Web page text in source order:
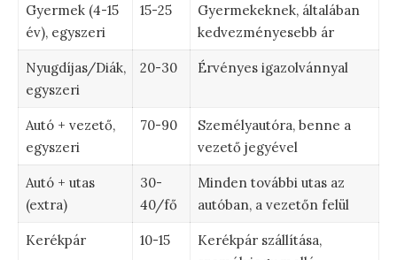
Gyermek (4-15
év), egyszeri
15-25
Gyermekeknek, általában
kedvezményesebb ár
Nyugdíjas/Diák,
egyszeri
20-30 Érvényes igazolvánnyal
Autó + vezető,
egyszeri
70-90
Személyautóra, benne a
vezető jegyével
Autó + utas
(extra)
30-
40/fő
Minden további utas az
autóban, a vezetőn felül
Kerékpár 10-15
Kerékpár szállítása,